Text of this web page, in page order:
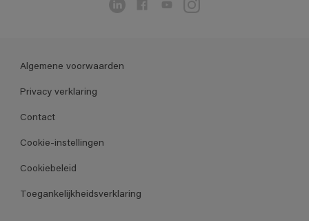
Algemene voorwaarden
Privacy verklaring
Contact
Cookie-instellingen
Cookiebeleid
Toegankelijkheidsverklaring